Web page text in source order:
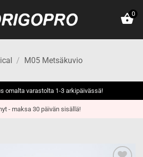
0
/ M05 Metsäkuvio
omalta varastolta 1-3 arkipäivässä!
- maksa 30 päivän sisällä!